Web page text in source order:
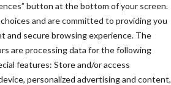
button at the bottom of your screen.
and are committed to providing you
and secure browsing experience. The
are processing data for the following
features: Store and/or access
personalized advertising and content,
beschikbaar. Twee hydraulische
wordt aangehouden en dat
en daardoor stabiel blijft. Ook
doordat in bochten zijwaartse